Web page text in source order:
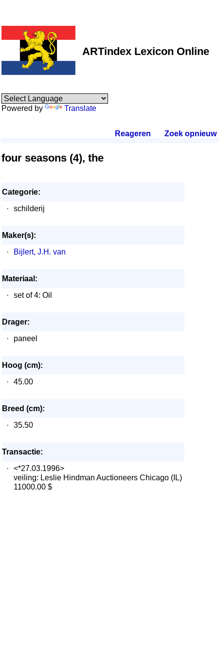
ARTindex Lexicon Online
Powered by Translate
Reageren Zoek opnieuw.
four seasons (4), the
Categorie:
·
schilderij
Maker(s):
·
Bijlert, J.H. van
Materiaal:
·
set of 4: Oil
Drager:
·
paneel
Hoog (cm):
·
45.00
Breed (cm):
·
35.50
Transactie:
·
<*27.03.1996>
veiling: Leslie Hindman Auctioneers Chicago (IL)
11000.00 $